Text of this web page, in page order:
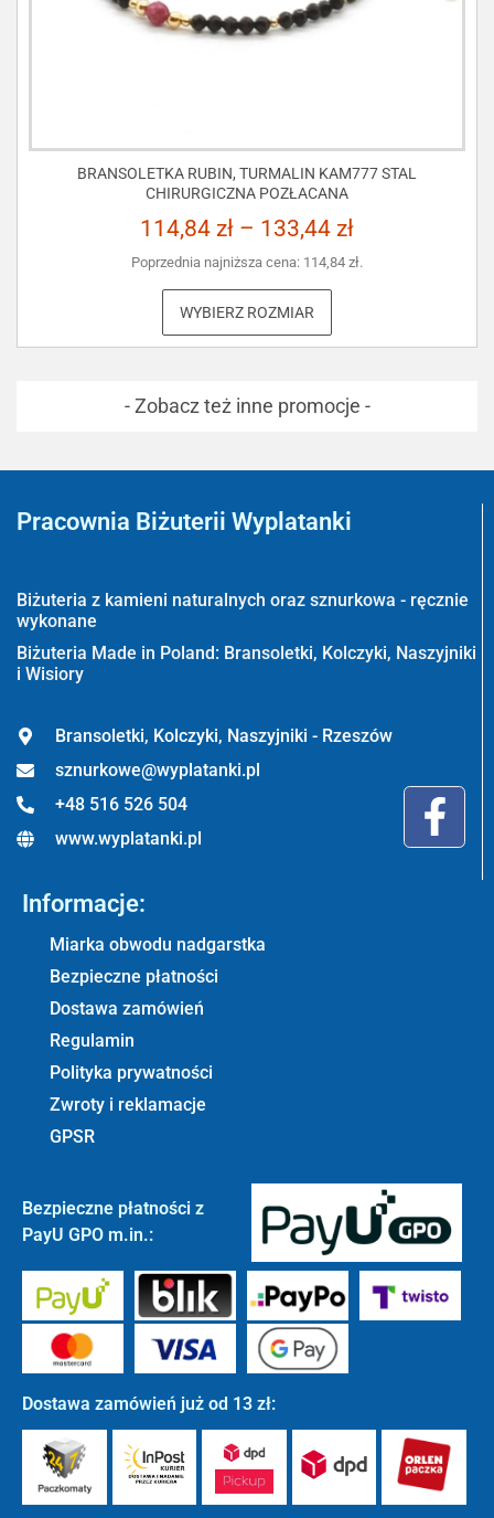
BRANSOLETKA RUBIN, TURMALIN KAM777 STAL
CHIRURGICZNA POZŁACANA
114,84 zł – 133,44 zł
Poprzednia najniższa cena: 114,84 zł.
WYBIERZ ROZMIAR
- Zobacz też inne promocje -
Pracownia Biżuterii Wyplatanki
Biżuteria z kamieni naturalnych oraz sznurkowa - ręcznie
wykonane
Biżuteria Made in Poland: Bransoletki, Kolczyki, Naszyjniki
i Wisiory
Bransoletki, Kolczyki, Naszyjniki - Rzeszów
sznurkowe@wyplatanki.pl
+48 516 526 504
www.wyplatanki.pl
Informacje:
Miarka obwodu nadgarstka
Bezpieczne płatności
Dostawa zamówień
Regulamin
Polityka prywatności
Zwroty i reklamacje
GPSR
Bezpieczne płatności z
PayU GPO m.in.:
Dostawa zamówień już od 13 zł: